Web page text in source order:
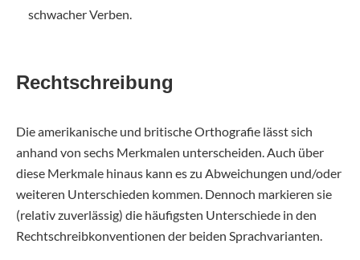
schwacher Verben.
Rechtschreibung
Die amerikanische und britische Orthografie lässt sich
anhand von sechs Merkmalen unterscheiden. Auch über
diese Merkmale hinaus kann es zu Abweichungen und/oder
weiteren Unterschieden kommen. Dennoch markieren sie
(relativ zuverlässig) die häufigsten Unterschiede in den
Rechtschreibkonventionen der beiden Sprachvarianten.